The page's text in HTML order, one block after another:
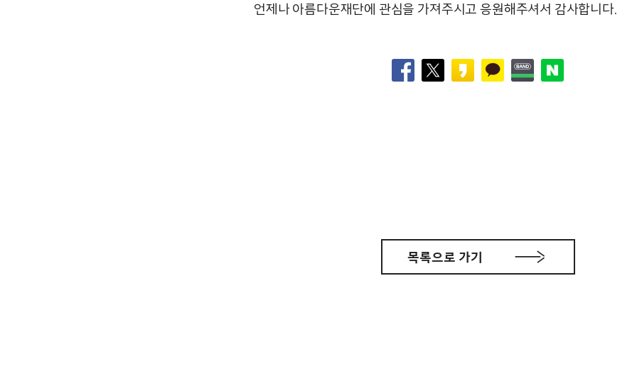
언제나 아름다운재단에 관심을 가져주시고 응원해주셔서 감사합니다.
목록으로 가기